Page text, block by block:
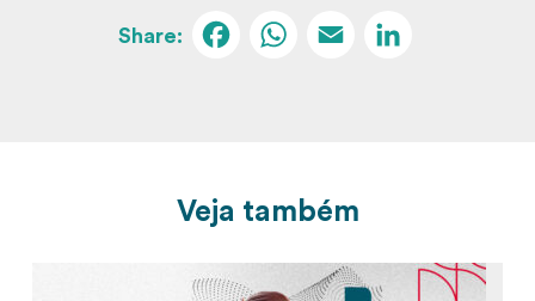
Facebook
WhatsApp
Email
Veja também